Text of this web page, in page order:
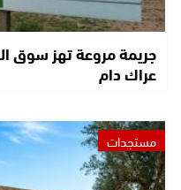
جريمة مروعة تهز سوق
عراك دام
مستجدات